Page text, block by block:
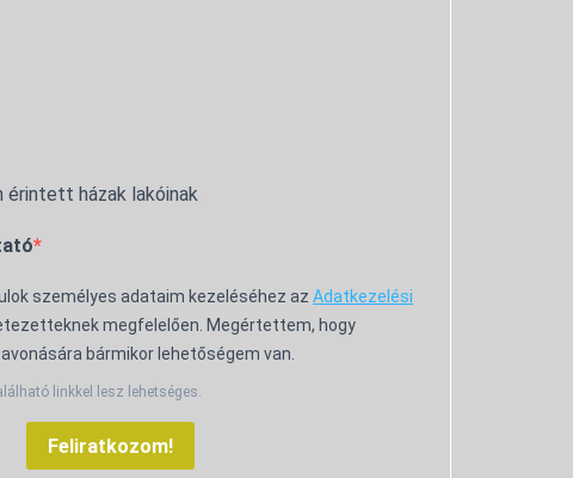
érintett házak lakóinak
személyes adataim kezeléséhez az Adatkezelési
megfelelően. Megértettem, hogy
bármikor lehetőségem van.
linkkel lesz lehetséges.
Feliratkozom!